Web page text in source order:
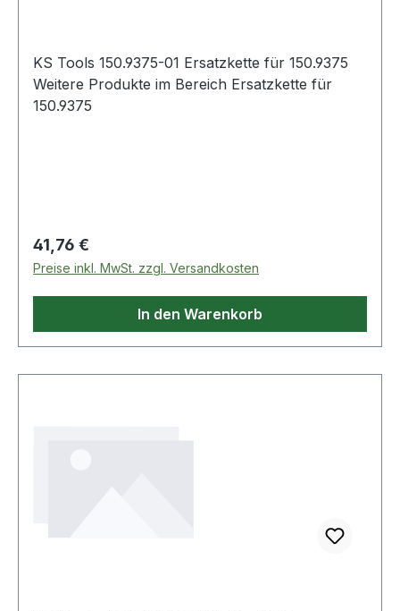
KS Tools 150.9375-01 Ersatzkette für 150.9375
Weitere Produkte im Bereich Ersatzkette für
150.9375
Regulärer Preis:
41,76 €
Preise inkl. MwSt. zzgl. Versandkosten
In den Warenkorb